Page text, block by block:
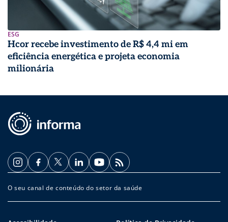
ESG
Hcor recebe investimento de R$ 4,4 mi em
eficiência energética e projeta economia
milionária
O seu canal de conteúdo do setor da saúde